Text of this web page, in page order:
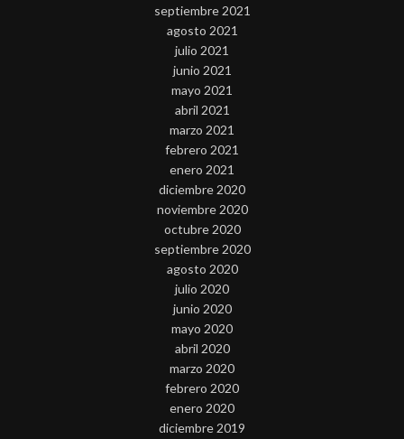
septiembre 2021
agosto 2021
julio 2021
junio 2021
mayo 2021
abril 2021
marzo 2021
febrero 2021
enero 2021
diciembre 2020
noviembre 2020
octubre 2020
septiembre 2020
agosto 2020
julio 2020
junio 2020
mayo 2020
abril 2020
marzo 2020
febrero 2020
enero 2020
diciembre 2019